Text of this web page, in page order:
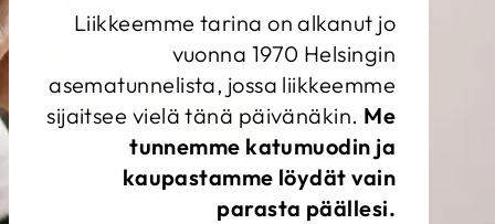
Liikkeemme tarina on alkanut jo
vuonna 1970 Helsingin
asematunnelista, jossa liikkeemme
sijaitsee vielä tänä päivänäkin. Me
tunnemme katumuodin ja
kaupastamme löydät vain
parasta päällesi.